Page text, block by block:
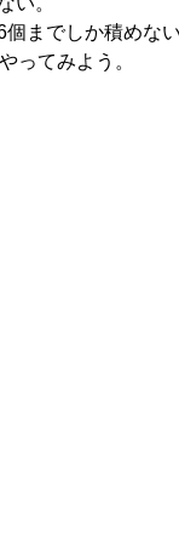
個までしか積めな
ってみよう。